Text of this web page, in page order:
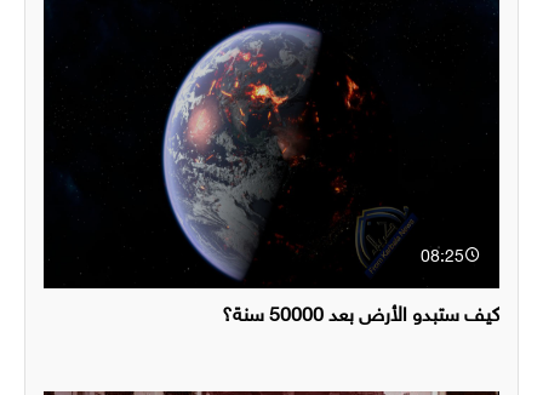
08:25
كيف ستبدو الأرض بعد 50000 سنة؟